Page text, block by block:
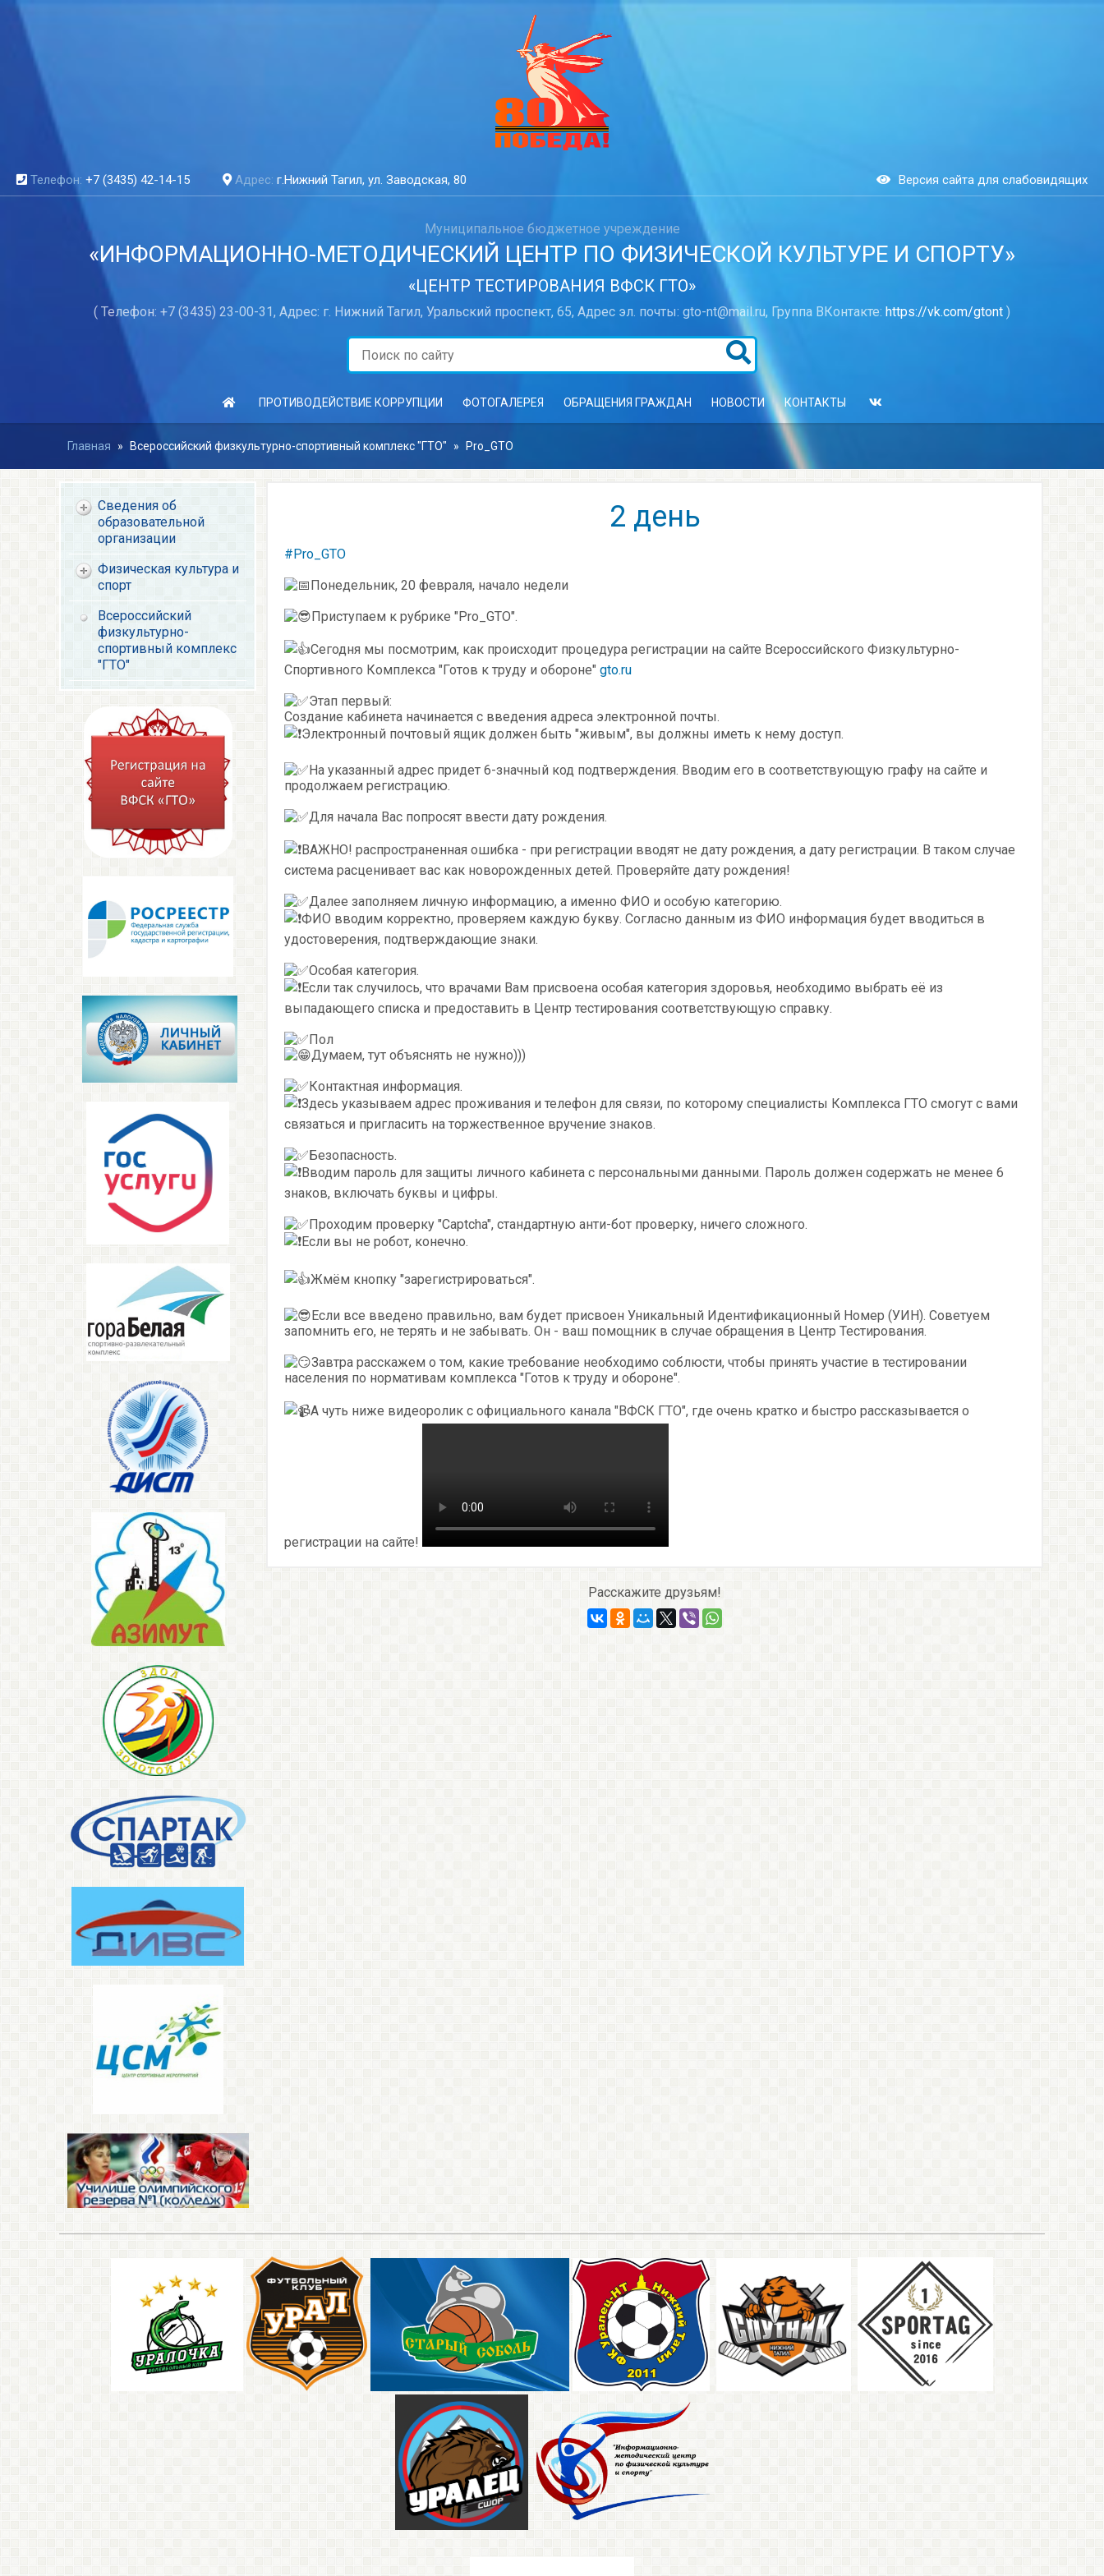
Версия сайта для слабовидящих
Телефон: +7 (3435) 42-14-15 Адрес: г.Нижний Тагил, ул. Заводская, 80
Муниципальное бюджетное учреждение
«ИНФОРМАЦИОННО-МЕТОДИЧЕСКИЙ ЦЕНТР ПО ФИЗИЧЕСКОЙ КУЛЬТУРЕ И СПОРТУ»
«ЦЕНТР ТЕСТИРОВАНИЯ ВФСК ГТО»
( Телефон: +7 (3435) 23-00-31, Адрес: г. Нижний Тагил, Уральский проспект, 65, Адрес эл. почты: gto-nt@mail.ru, Группа ВКонтакте: https://vk.com/gtont )
ПРОТИВОДЕЙСТВИЕ КОРРУПЦИИ ФОТОГАЛЕРЕЯ ОБРАЩЕНИЯ ГРАЖДАН НОВОСТИ КОНТАКТЫ
Главная » Всероссийский физкультурно-спортивный комплекс "ГТО" » Pro_GTO
Сведения об
образовательной
организации
Физическая культура и
спорт
Всероссийский
физкультурно-
спортивный комплекс
"ГТО"
2 день
#Pro_GTO
Понедельник, 20 февраля, начало недели
Приступаем к рубрике "Pro_GTO".
Сегодня мы посмотрим, как происходит процедура регистрации на сайте Всероссийского Физкультурно-
Спортивного Комплекса "Готов к труду и обороне" gto.ru
Этап первый:
Создание кабинета начинается с введения адреса электронной почты.
Электронный почтовый ящик должен быть "живым", вы должны иметь к нему доступ.
На указанный адрес придет 6-значный код подтверждения. Вводим его в соответствующую графу на сайте и
продолжаем регистрацию.
Для начала Вас попросят ввести дату рождения.
ВАЖНО! распространенная ошибка - при регистрации вводят не дату рождения, а дату регистрации. В таком случае
система расценивает вас как новорожденных детей. Проверяйте дату рождения!
Далее заполняем личную информацию, а именно ФИО и особую категорию.
ФИО вводим корректно, проверяем каждую букву. Согласно данным из ФИО информация будет вводиться в
удостоверения, подтверждающие знаки.
Особая категория.
Если так случилось, что врачами Вам присвоена особая категория здоровья, необходимо выбрать её из
выпадающего списка и предоставить в Центр тестирования соответствующую справку.
Пол
Думаем, тут объяснять не нужно)))
Контактная информация.
Здесь указываем адрес проживания и телефон для связи, по которому специалисты Комплекса ГТО смогут с вами
связаться и пригласить на торжественное вручение знаков.
Безопасность.
Вводим пароль для защиты личного кабинета с персональными данными. Пароль должен содержать не менее 6
знаков, включать буквы и цифры.
Проходим проверку "Captcha", стандартную анти-бот проверку, ничего сложного.
Если вы не робот, конечно.
Жмём кнопку "зарегистрироваться".
Если все введено правильно, вам будет присвоен Уникальный Идентификационный Номер (УИН). Советуем
запомнить его, не терять и не забывать. Он - ваш помощник в случае обращения в Центр Тестирования.
Завтра расскажем о том, какие требование необходимо соблюсти, чтобы принять участие в тестировании
населения по нормативам комплекса "Готов к труду и обороне".
А чуть ниже видеоролик с официального канала "ВФСК ГТО", где очень кратко и быстро рассказывается о
регистрации на сайте!
Расскажите друзьям!